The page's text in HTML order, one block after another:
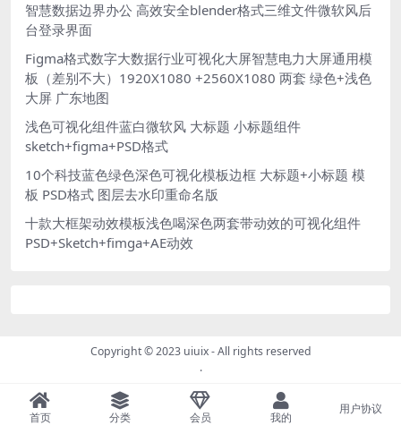
智慧数据边界办公 高效安全blender格式三维文件微软风后
台登录界面
Figma格式数字大数据行业可视化大屏智慧电力大屏通用模
板（差别不大）1920X1080 +2560X1080 两套 绿色+浅色
大屏 广东地图
浅色可视化组件蓝白微软风 大标题 小标题组件
sketch+figma+PSD格式
10个科技蓝色绿色深色可视化模板边框 大标题+小标题 模
板 PSD格式 图层去水印重命名版
十款大框架动效模板浅色喝深色两套带动效的可视化组件
PSD+Sketch+fimga+AE动效
Copyright © 2023 uiuix- All rights reserved
.
首页 分类 会员 我的
用户协议